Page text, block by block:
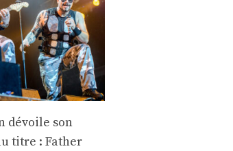
dévoile son
titre : Father